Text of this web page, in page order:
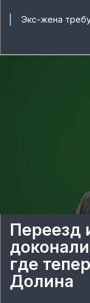
Экс-жена
Переезд
где
Долина